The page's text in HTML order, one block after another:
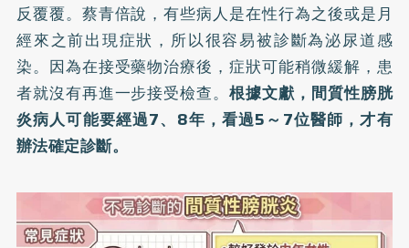
反覆覆。蔡青倍說，有些病人是在性行為之後或是月
經來之前出現症狀，所以很容易被診斷為泌尿道感
染。因為在接受藥物治療後，症狀可能稍微緩解，患
者就沒有再進一步接受檢查。根據文獻，間質性膀胱
炎病人可能要經過7、8年，看過5～7位醫師，才有
辦法確定診斷。